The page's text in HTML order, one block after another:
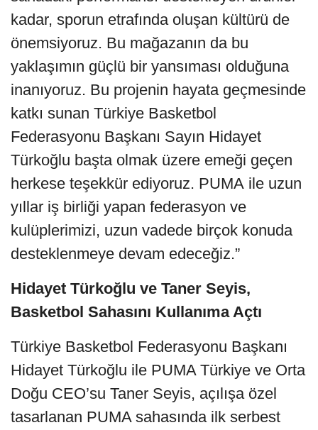
kadar, sporun etrafında oluşan kültürü de
önemsiyoruz. Bu mağazanın da bu
yaklaşımın güçlü bir yansıması olduğuna
inanıyoruz. Bu projenin hayata geçmesinde
katkı sunan Türkiye Basketbol
Federasyonu Başkanı Sayın Hidayet
Türkoğlu başta olmak üzere emeği geçen
herkese teşekkür ediyoruz. PUMA ile uzun
yıllar iş birliği yapan federasyon ve
kulüplerimizi, uzun vadede birçok konuda
desteklenmeye devam edeceğiz.”
Hidayet Türkoğlu ve Taner Seyis,
Basketbol Sahasını Kullanıma Açtı
Türkiye Basketbol Federasyonu Başkanı
Hidayet Türkoğlu ile PUMA Türkiye ve Orta
Doğu CEO’su Taner Seyis, açılışa özel
tasarlanan PUMA sahasında ilk serbest